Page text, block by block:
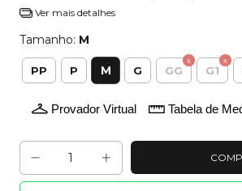
Ver mais detalhes
Tamanho: M
PP P M G GG G1
Provador Virtual Tabela de